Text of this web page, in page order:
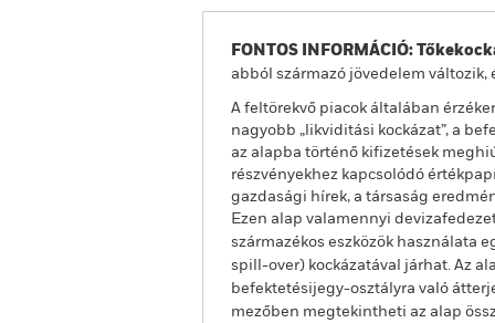
FONTOS INFORMÁCIÓ:
abból származó jövedelem
A feltörekvő piacok általában
nagyobb „likviditási kockázat”, a
az alapba történő kifizetések
részvényekhez kapcsolódó
gazdasági hírek, a társaság
Ezen alap valamennyi
származékos eszközök használata
spill-over) kockázatával járhat. Az
befektetésijegy-osztályra való
mezőben megtekintheti az alap